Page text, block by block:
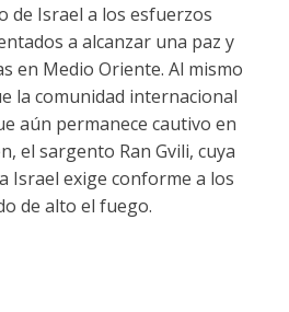
de Israel a los esfuerzos
a alcanzar una paz y
en Medio Oriente. Al mismo
la comunidad internacional
aún permanece cautivo en
el sargento Ran Gvili, cuya
Israel exige conforme a los
de alto el fuego.